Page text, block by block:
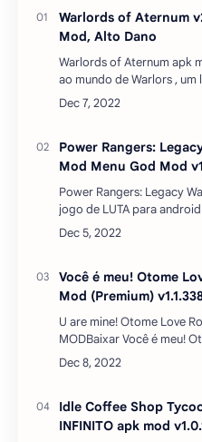
Warlords of Aternum
Mod, Alto Dano
Warlords of Aternum apk
ao mundo de Warlors , um
guerra interminável de
ocorrendo. Junte-se ao
Power Rangers:
Mod Menu God Mod
Power Rangers: Legacy
jogo de LUTA para
de Power Rangers , com
o jogo dele . A bruxa
Você é meu! Otome
Mod (Premium)
U are mine! Otome Love
MODBaixar Você é meu!
apk mod diamantes infinito
2023 – é um jogo
Idle Coffee Shop
INFINITO apk mod